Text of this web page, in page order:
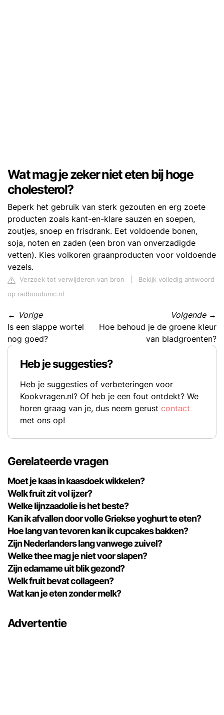
Wat mag je zeker niet eten bij hoge
cholesterol?
Beperk het gebruik van sterk gezouten en erg zoete
producten zoals kant-en-klare sauzen en soepen,
zoutjes, snoep en frisdrank. Eet voldoende bonen,
soja, noten en zaden (een bron van onverzadigde
vetten). Kies volkoren graanproducten voor voldoende
vezels.
Verzoek tot verwijderen van bron
Bekijk volledig antwoord
op radboudumc.nl
← Vorige
Is een slappe wortel
nog goed?
Volgende→
Hoe behoud je de groene kleur
van bladgroenten?
Heb je suggesties?
Heb je suggesties of verbeteringen voor
Kookvragen.nl? Of heb je een fout ontdekt? We
horen graag van je, dus neem gerust contact
met ons op!
Gerelateerde vragen
Moet je kaas in kaasdoek wikkelen?
Welk fruit zit vol ijzer?
Welke lijnzaadolie is het beste?
Kan ik afvallen door volle Griekse yoghurt te eten?
Hoe lang van tevoren kan ik cupcakes bakken?
Zijn Nederlanders lang vanwege zuivel?
Welke thee mag je niet voor slapen?
Zijn edamame uit blik gezond?
Welk fruit bevat collageen?
Wat kan je eten zonder melk?
Advertentie